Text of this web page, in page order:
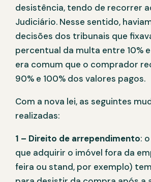
desistência, tendo de recorrer
Judiciário. Nesse sentido,
decisões dos tribunais que
percentual da multa entre 10% e
era comum que o comprador
90% e 100% dos valores pagos.
Com a nova lei, as seguintes
realizadas:
1 – Direito de arrependimento:
que adquirir o imóvel fora da
feira ou stand, por exemplo)